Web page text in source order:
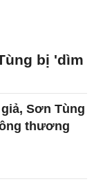
bị 'dìm
Sơn Tùng
thương